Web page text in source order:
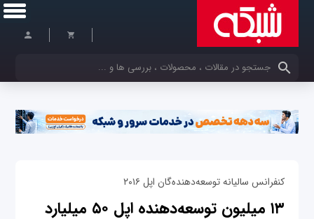
کلمات کلیدی خود را وارد کنید
کنفرانس سالیانه توسعه‌دهنده‌گان اپل ۲۰۱۶
۱۳ میلیون توسعه‌دهنده اپل ۵۰ میلیارد